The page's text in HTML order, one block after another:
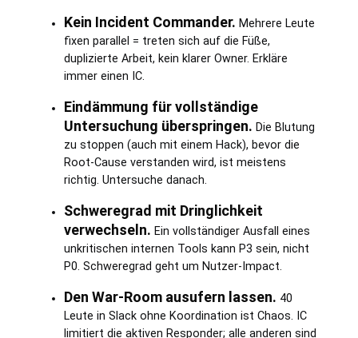
Kein Incident Commander. Mehrere Leute
fixen parallel = treten sich auf die Füße,
duplizierte Arbeit, kein klarer Owner. Erkläre
immer einen IC.
Eindämmung für vollständige
Untersuchung überspringen. Die Blutung
zu stoppen (auch mit einem Hack), bevor die
Root-Cause verstanden wird, ist meistens
richtig. Untersuche danach.
Schweregrad mit Dringlichkeit
verwechseln. Ein vollständiger Ausfall eines
unkritischen internen Tools kann P3 sein, nicht
P0. Schweregrad geht um Nutzer-Impact.
Den War-Room ausufern lassen. 40
Leute in Slack ohne Koordination ist Chaos. IC
limitiert die aktiven Responder; alle anderen sind